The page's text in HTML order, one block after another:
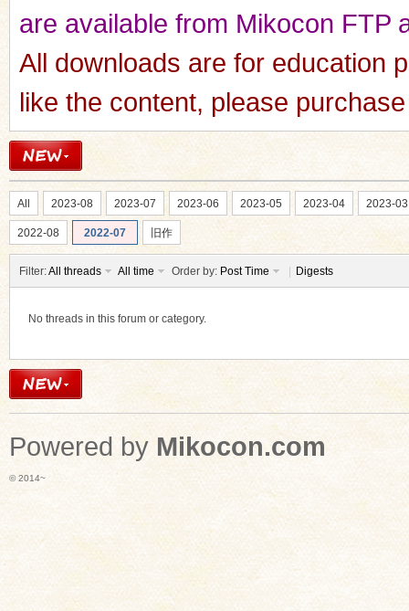
are available from Mikocon FTP
All downloads are for education
like the content, please
All 2023-08 2023-07 2023-06 2023-05 2023-04 2023-03
2022-08 2022-07 旧作
Filter:All threads All time Order by: Post Time Digests
No threads in this forum or category.
Powered byMikocon.com
© 2014~